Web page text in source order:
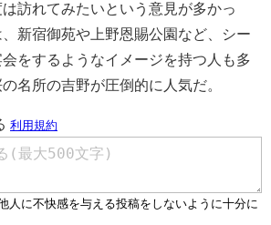
訪れてみたいという意見が多かっ
新宿御苑や上野恩賜公園など、シー
会をするようなイメージを持つ人も多
名所の吉野が圧倒的に人気だ。